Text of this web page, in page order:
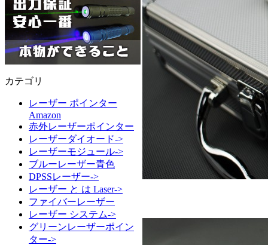
カテゴリ
レーザー ポインター
Amazon
赤外レーザーポインター
レーザーダイオード->
レーザーモジュール->
ブルーレーザー青色
DPSSレーザー->
レーザー と は Laser->
ファイバーレーザー
レーザー システム->
グリーンレーザーポイン
ター->